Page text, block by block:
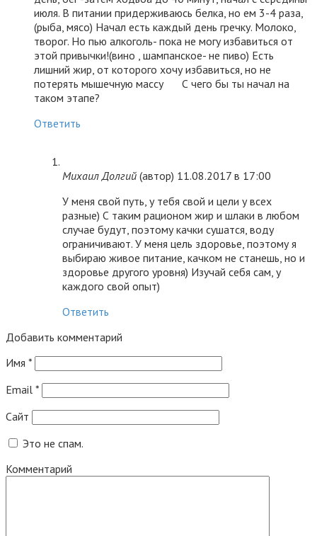
июля. В питании придерживаюсь белка, но ем 3-4 раза,
(рыба, мясо) Начал есть каждый день гречку. Молоко,
творог. Но пью алкоголь- пока не могу избавиться от
этой привычки!(вино , шампанское- не пиво) Есть
лишний жир, от которого хочу избавиться, но не
потерять мышечную массу
С чего бы ты начал на
таком этапе?
Ответить
Михаил Долгий (автор) 11.08.2017 в 17:00
У меня свой путь, у тебя свой и цели у всех
разные) С таким рационом жир и шлаки в любом
случае будут, поэтому качки сушатся, воду
ограничивают. У меня цель здоровье, поэтому я
выбираю живое питание, качком не станешь, но и
здоровье другого уровня) Изучай себя сам, у
каждого свой опыт)
Ответить
Добавить комментарий
Имя *
Email *
Сайт
Это не спам.
Комментарий